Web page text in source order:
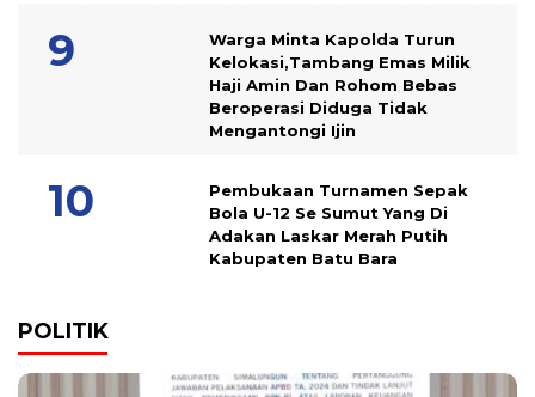
Warga Minta Kapolda Turun
Kelokasi,Tambang Emas Milik
Haji Amin Dan Rohom Bebas
Beroperasi Diduga Tidak
Mengantongi Ijin
Pembukaan Turnamen Sepak
Bola U-12 Se Sumut Yang Di
Adakan Laskar Merah Putih
Kabupaten Batu Bara
POLITIK